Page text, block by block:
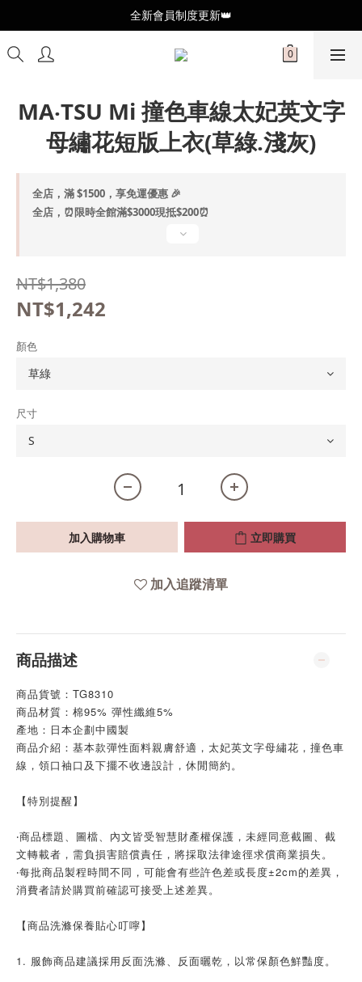
全新會員制度更新👑
全新會員制度更新👑
加入官方LINE🥰最新優惠資訊不錯過
MA‧TSU Mi 撞色車線太妃英文字
母繡花短版上衣(草綠.淺灰)
全店，滿 $1500，享免運優惠 🎉
全店，⏰限時全館滿$3000現抵$200⏰
NT$1,380
NT$1,242
顏色
尺寸
加入購物車 立即購買
加入追蹤清單
商品描述
商品貨號：TG8310
商品材質：棉95% 彈性纖維5%
產地：日本企劃中國製
商品介紹：基本款彈性面料親膚舒適，太妃英文字母繡花，撞色車
線，領口袖口及下擺不收邊設計，休閒簡約。
【特別提醒】
‧商品標題、圖檔、內文皆受智慧財產權保護，未經同意截圖、截
文轉載者，需負損害賠償責任，將採取法律途徑求償商業損失。
‧每批商品製程時間不同，可能會有些許色差或長度±2cm的差異，
消費者請於購買前確認可接受上述差異。
【商品洗滌保養貼心叮嚀】
1. 服飾商品建議採用反面洗滌、反面曬乾，以常保顏色鮮豔度。